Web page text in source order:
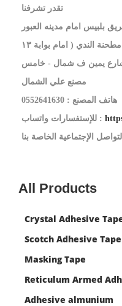
تقدر تشرفنا
بلبيس امام مدينه العبور
طريق انشاص الصناعية - شارع مطحنة الندي ( امام بوابة ١٣
يمين ف شمال - خامس
مصنع علي الشمال
هاتف المصنع : 0552641630
للإستفسارات واتساب :
الإجتماعية الخاصة بنا
All Products
Crystal Adhesive
Scotch Adhesive Tape
Masking Tape
Reticulum Armed
Adhesive almunium